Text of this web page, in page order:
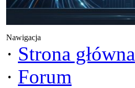
Nawigacja
· Strona główna
· Forum